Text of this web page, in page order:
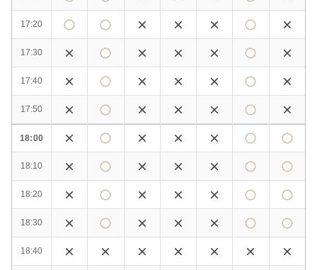
17:20
17:30
17:40
17:50
18:00
18:10
18:20
18:30
18:40